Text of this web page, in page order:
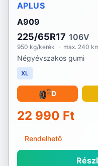
APLUS
A909
225/65R17 106V
950 kg/kerék · max. 240
Négyévszakos gumi
XL
D
22 990 Ft
Rendelhető